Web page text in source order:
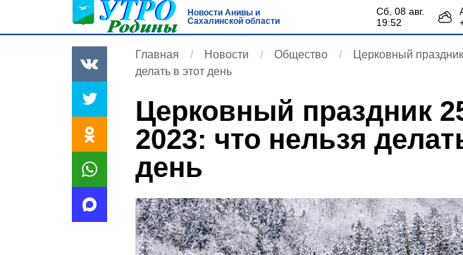
Новости Анивы и
Сахалинской области
сб, 08 авг.
19:52
Главная Новости Общество
Церковный
делать в этот день
Церковный праздник
2023: что нельзя
день